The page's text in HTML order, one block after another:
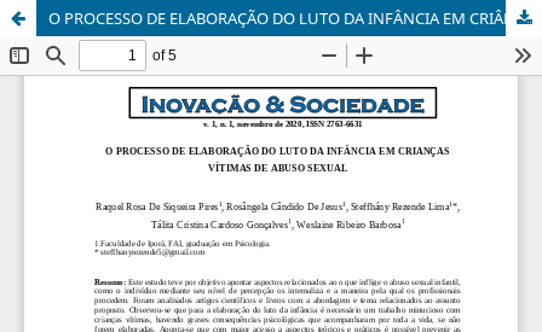
O PROCESSO DE ELABORAÇÃO DO LUTO DA INFÂNCIA EM CRIÂNÇAS VÍTIMAS DE ABUSO SEXUAL